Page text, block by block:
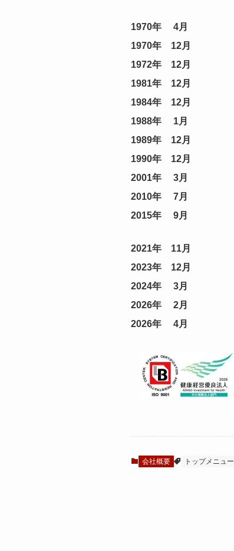
1970年 4月
1970年 12月
1972年 12月
1981年 12月
1984年 12月
1988年 1月
1989年 12月
1990年 12月
2001年 3月
2010年 7月
2015年 9月
2021年 11月
2023年 12月
2024年 3月
2026年 2月
2026年 4月
会社概要 トップメニュー